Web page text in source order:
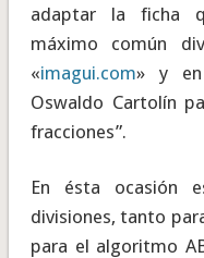
adaptar la ficha
máximo común
«imagui.com» y en
Oswaldo Cartolín
fracciones”.
En ésta ocasión
divisiones, tanto
para el algoritmo